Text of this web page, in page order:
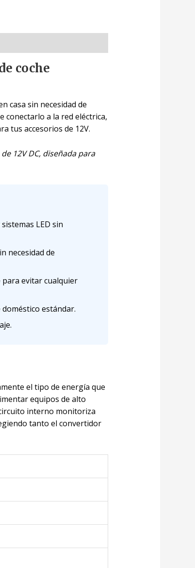
coche
casa sin necesidad de
conectarlo a la red eléctrica,
tus accesorios de 12V.
12V DC, diseñada para
LED sin
necesidad de
para evitar cualquier
doméstico estándar.
el tipo de energía que
equipos de alto
interno monitoriza
tanto el convertidor